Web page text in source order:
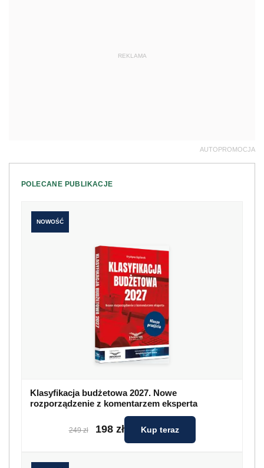
REKLAMA
AUTOPROMOCJA
POLECANE PUBLIKACJE
NOWOŚĆ
Klasyfikacja budżetowa 2027. Nowe
rozporządzenie z komentarzem eksperta
249 zł 198 zł Kup teraz